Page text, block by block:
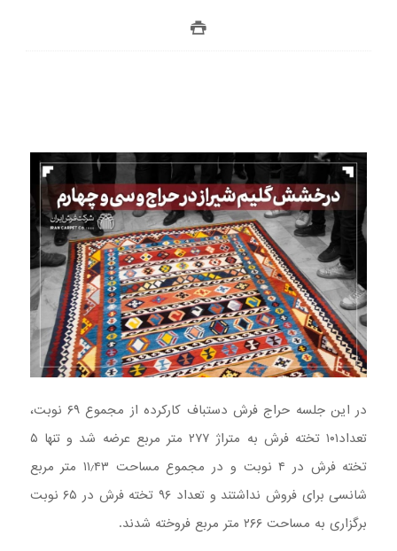
در این جلسه حراج فرش دستباف کارکرده از مجموع ۶۹ نوبت،
تعداد۱۰۱ تخته فرش به متراژ ۲۷۷ متر مربع عرضه شد و تنها ۵
تخته فرش در ۴ نوبت و در مجموع مساحت ۱۱٫۴۳ متر مربع
شانسی برای فروش نداشتند و تعداد ۹۶ تخته فرش در ۶۵ نوبت
برگزاری به مساحت ۲۶۶ متر مربع فروخته شدند.